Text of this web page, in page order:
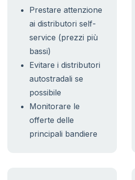
Prestare attenzione
ai distributori self-
service (prezzi più
bassi)
Evitare i distributori
autostradali se
possibile
Monitorare le
offerte delle
principali bandiere